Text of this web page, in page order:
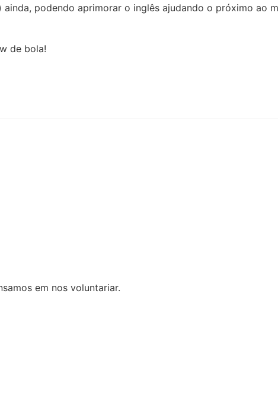
podendo aprimorar o inglês ajudando o próximo ao
de bola!
em nos voluntariar.